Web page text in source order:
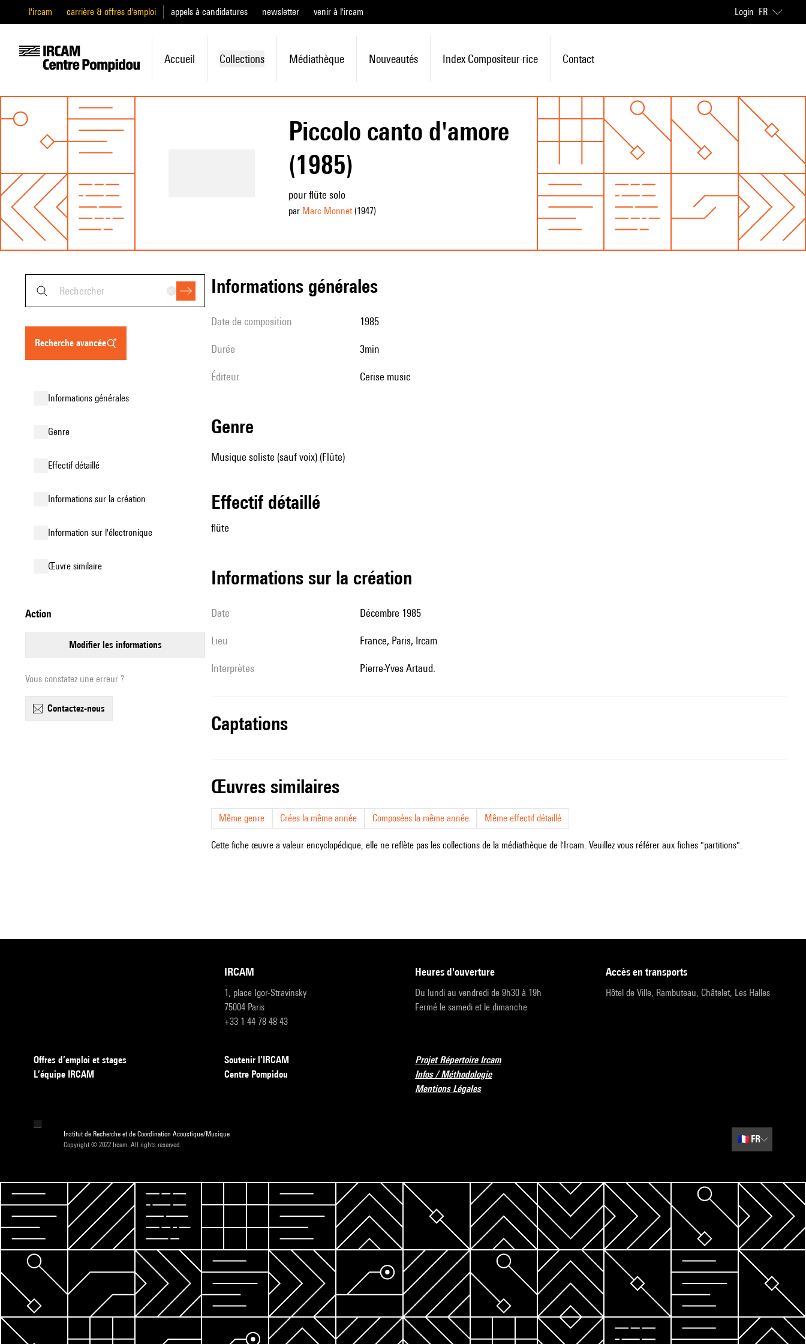
l'ircam carrière & offres d'emploi appels à candidatures newsletter venir à l'ircam Login FR
Accueil Collections Médiathèque Nouveautés Index Compositeur·rice Contact
Piccolo canto d'amore
(1985)
pour flûte solo
par Marc Monnet(1947)
recherche avancée
informations générales
genre
effectif détaillé
informations sur la création
Information sur l'électronique
œuvre similaire
action
modifier les informations
Vous constatez une erreur ?
contactez-nous
informations générales
date de composition 1985
durée 3min
éditeur cerise music
genre
Musique soliste (sauf voix) (Flûte)
effectif détaillé
flûte
informations sur la création
date Décembre 1985
lieu France, Paris, Ircam
interprètes Pierre-Yves Artaud.
captations
œuvres similaires
Même genre Crées la même année Composées la même année Même effectif détaillé
Cette fiche œuvre a valeur encyclopédique, elle ne reflète pas les collections de la médiathèque de l'Ircam. Veuillez vous référer aux fiches "partitions".
IRCAM
1, place Igor-Stravinsky
75004 Paris
+33 1 44 78 48 43
heures d'ouverture
Du lundi au vendredi de 9h30 à 19h
Fermé le samedi et le dimanche
accès en transports
Hôtel de Ville, Rambuteau, Châtelet, Les Halles
Offres d’emploi et stages
L’équipe IRCAM
Soutenir l’IRCAM
Centre Pompidou
Projet Répertoire Ircam
Infos / Méthodologie
Mentions Légales
Institut de Recherche et de Coordination Acoustique/Musique
Copyright © 2022 Ircam. All rights reserved.
🇫🇷 FR